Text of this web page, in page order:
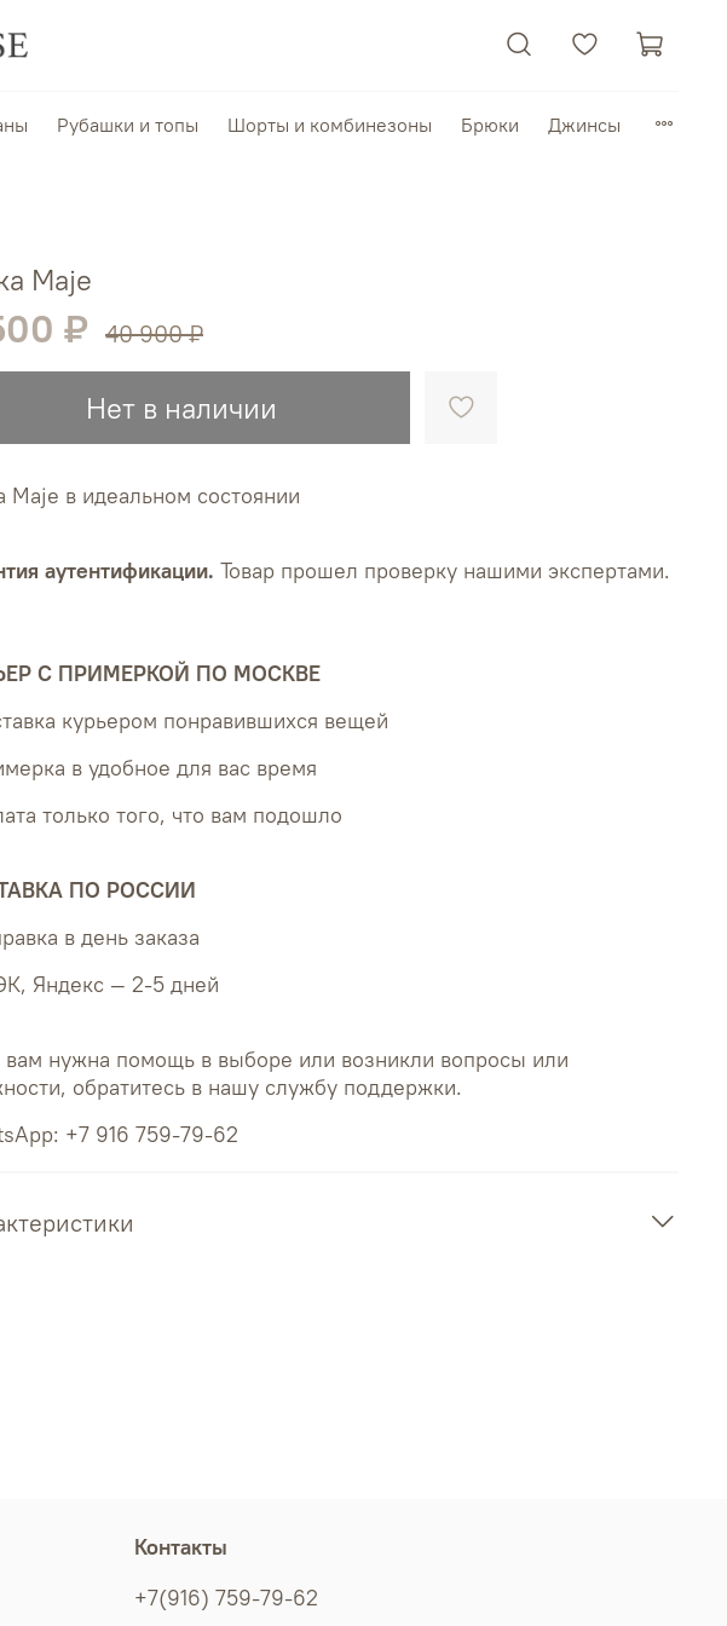
Рубашки и топы Шорты и комбинезоны Брюки Джинсы
Maje
₽ 40 900 ₽
Нет в наличии
Maje в идеальном состоянии
аутентификации. Товар прошел проверку нашими экспертами.
С ПРИМЕРКОЙ ПО МОСКВЕ
курьером понравившихся вещей
в удобное для вас время
только того, что вам подошло
ПО РОССИИ
в день заказа
Яндекс — 2-5 дней
вам нужна помощь в выборе или возникли вопросы или
обратитесь в нашу службу поддержки.
+7 916 759-79-62
Контакты
+7(916) 759-79-62